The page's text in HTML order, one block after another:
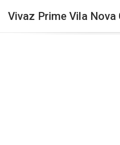
Vivaz Prime Vila Nova